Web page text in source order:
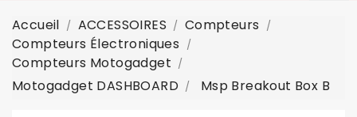
Accueil ACCESSOIRES
Compteurs
Compteurs Électroniques
Compteurs Motogadget
Motogadget DASHBOARD
Msp Breakout Box B